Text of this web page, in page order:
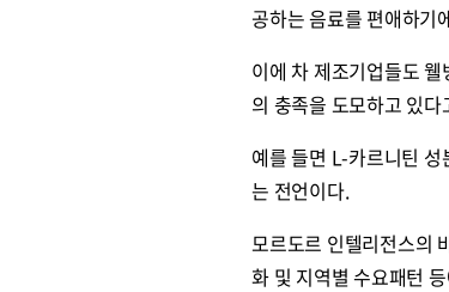
공하는 음료를 편애하기
이에 차 제조기업들도
의 충족을 도모하고 있
예를 들면 L-카르니틴
는 전언이다.
모르도르 인텔리전스의
화 및 지역별 수요패턴